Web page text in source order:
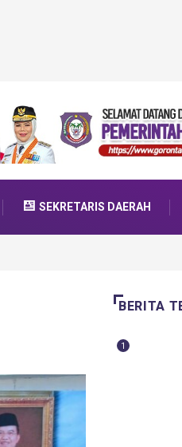
SEKRETARIS DAERAH
BERITA
1